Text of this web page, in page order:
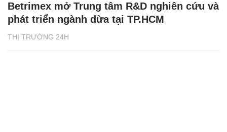
THỊ TRƯỜNG 24H
Betrimex mở Trung tâm R&D nghiên cứu và
phát triển ngành dừa tại TP.HCM